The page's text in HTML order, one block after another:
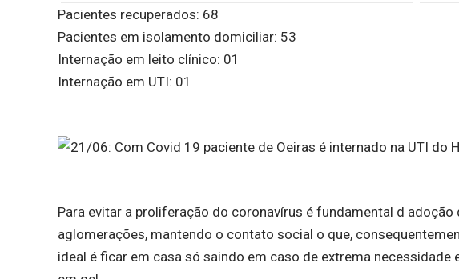
Pacientes recuperados: 68
Pacientes em isolamento domiciliar: 53
Internação em leito clínico: 01
Internação em UTI: 01
Para evitar a proliferação do coronavírus é fundamental d
aglomerações, mantendo o contato social o que,
ideal é ficar em casa só saindo em caso de extrema